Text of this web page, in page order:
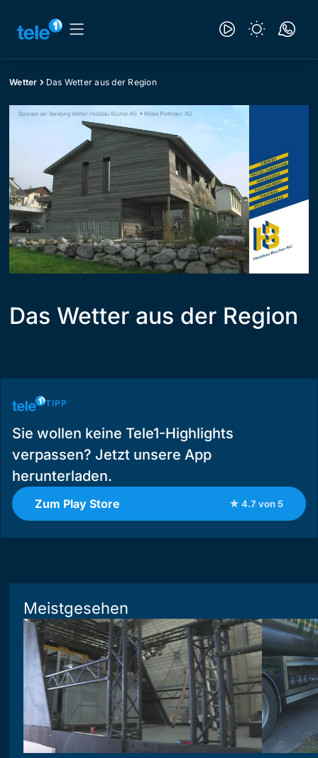
Wetter Das Wetter aus der Region
Das Wetter aus der Region
TIPP
Sie wollen keine Tele1-Highlights
verpassen? Jetzt unsere App
herunterladen.
Zum Play Store ★ 4.7 von 5
Meistgesehen